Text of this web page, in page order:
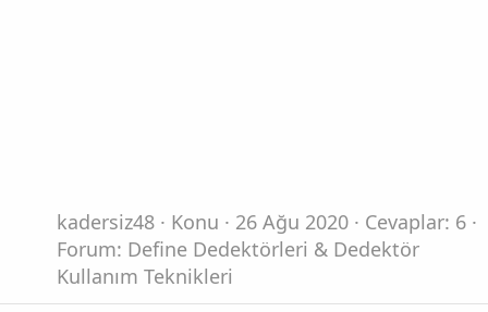
kadersiz48 Konu 26 Ağu 2020
Cevaplar: 6
Forum: Define Dedektörleri & Dedektör
Kullanım Teknikleri